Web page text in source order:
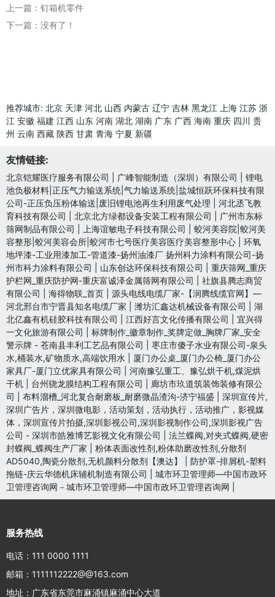
上一篇： 钉箱机零件
下一篇：没有了！
推荐城市: 北京 天津 河北 山西 内蒙古 辽宁 吉林 黑龙江 上海 江苏 浙
江 安徽 福建 江西 山东 河南 湖北 湖南 广东 广西 海南 重庆 四川 贵
州 云南 西藏 陕西 甘肃 青海 宁夏 新疆
友情链接:
北京铠耀医疗服务有限公司 广峰智能制造（深圳）有限公司
锂电
池负极材料|正压气力输送系统|气力输送系统|盐城恒跃环保科技有限
公司-正压负压粉体输送|废旧锂电池再生利用废气处理
河北丞飞教
育科技有限公司
北京北方绿都设备安装工程有限公司
广州市东标
筛网制品有限公司
上海谊敏电子科技有限公司
蛟河美容院|蛟河美
容整形|蛟河美容会所|蛟河市七号医疗美容医疗美容整形中心
环氧
地坪漆-工业用漆加工-管道漆-扬州油漆厂 扬州科力涂料有限公司-扬
州市科力涂料有限公司
山东创达环保科技有限公司
重庆筛网_重庆
护栏网_重庆防护网-重庆富诚泽金属筛网有限公司
社旗县腾志商贸
有限公司
海得物联_首页
源头电线电缆厂家-【润腾线缆官网】—
河北邢台市宁晋县知名电缆厂家
潍坊汇鑫达机械设备有限公司
湖
北亿鑫有机硅胶科技有限公司
江西好言文化传播有限公司
宜兴得
一文化旅游有限公司
标牌制作_徽章制作_奖牌定做_胸牌厂家_安全
警示牌 - 苍南县丰利工艺品有限公司
枣庄市傻子水业有限公司-泉头
水,桶装水,矿物质水,高端饮用水
厦门办公桌_厦门办公椅_厦门办公
家具厂-厦门立优家具有限公司
河南豫弘重工、豫弘烘干机,煤泥烘
干机
台州骁龙膜结构工程有限公司
廊坊市玖道筑装饰装修有限公
司
布料溜槽_河北复合耐磨板_耐磨微晶渣沟-济宁福盛
深圳宣传片,
深圳广告片，深圳微电影，活动策划，活动执行，活动推广，影视媒
体，深圳宣传片拍摄,深圳影视公司,深圳影视制作公司,深圳影视广告
公司 - 深圳市皓雅博艺影视文化有限公司
法兰蝶阀,对夹式蝶阀,硬密
封蝶阀_蝶阀生产厂家
粉体表面改性剂,粉体助磨改性剂,分散剂
AD5040,陶瓷分散剂,无机颜料分散剂【澳达】
防护罩-排屑机-塑料
拖链-庆云华德机床辅机制造有限公司
城市环卫管理师—中国市政环
卫管理咨询网－城市环卫管理师—中国市政环卫管理咨询网
服务热线
电话：111 0000 1111
邮箱：1111112222@@163.com
地址：广东省东莞市麻涌镇麻涌中心大道